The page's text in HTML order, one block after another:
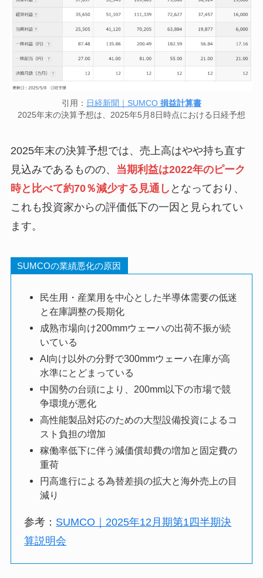
引用： 日経新聞｜SUMCO 損益計算書
2025年末の決算予想は、2025年5月8日時点における日経予想
2025年末の決算予想では、売上高はやや持ち直す
見込みであるものの、 当期利益は2022年のピーク
時と比べて約70％減少する見通し となっており、
これも投資家からの評価低下の一因と見られてい
ます。
SUMCOの業績悪化の原因
民生用・産業用を中心とした半導体需要の低迷
と在庫調整の長期化
成熟市場向け200mmウェーハの出荷不振が続
いている
AI向け以外の分野で300mmウェーハ在庫が高
水準にとどまっている
中国勢の台頭により、200mm以下の市場で競
争環境が悪化
高性能製品対応のための大型設備投資によるコ
スト負担の増加
稼働率低下に伴う減価償却費の増加と固定費の
重荷
円高進行による為替差損の拡大と海外売上の目
減り
参考： SUMCO｜2025年12月期第1四半期決
算説明会